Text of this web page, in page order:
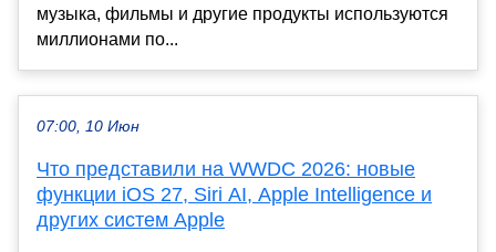
музыка, фильмы и другие продукты используются
миллионами по...
07:00, 10 Июн
Что представили на WWDC 2026: новые
функции iOS 27, Siri AI, Apple Intelligence и
других систем Apple